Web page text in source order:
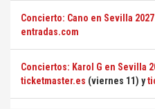
Concierto: Cano en Sevilla 2027
entradas.com
Conciertos: Karol G en Sevilla
ticketmaster.es (viernes 11) y